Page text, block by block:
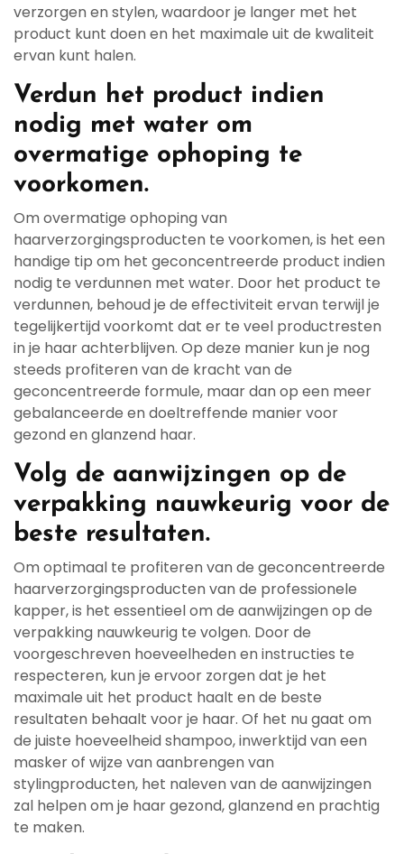
verzorgen en stylen, waardoor je langer met het
product kunt doen en het maximale uit de kwaliteit
ervan kunt halen.
Verdun het product indien
nodig met water om
overmatige ophoping te
voorkomen.
Om overmatige ophoping van
haarverzorgingsproducten te voorkomen, is het een
handige tip om het geconcentreerde product indien
nodig te verdunnen met water. Door het product te
verdunnen, behoud je de effectiviteit ervan terwijl je
tegelijkertijd voorkomt dat er te veel productresten
in je haar achterblijven. Op deze manier kun je nog
steeds profiteren van de kracht van de
geconcentreerde formule, maar dan op een meer
gebalanceerde en doeltreffende manier voor
gezond en glanzend haar.
Volg de aanwijzingen op de
verpakking nauwkeurig voor de
beste resultaten.
Om optimaal te profiteren van de geconcentreerde
haarverzorgingsproducten van de professionele
kapper, is het essentieel om de aanwijzingen op de
verpakking nauwkeurig te volgen. Door de
voorgeschreven hoeveelheden en instructies te
respecteren, kun je ervoor zorgen dat je het
maximale uit het product haalt en de beste
resultaten behaalt voor je haar. Of het nu gaat om
de juiste hoeveelheid shampoo, inwerktijd van een
masker of wijze van aanbrengen van
stylingproducten, het naleven van de aanwijzingen
zal helpen om je haar gezond, glanzend en prachtig
te maken.